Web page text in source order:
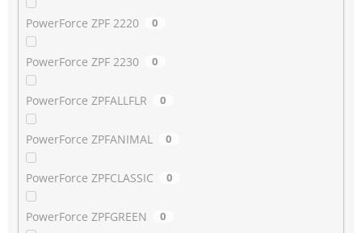
PowerForce ZPF 2220 0
PowerForce ZPF 2230 0
PowerForce ZPFALLFLR 0
PowerForce ZPFANIMAL 0
PowerForce ZPFCLASSIC 0
PowerForce ZPFGREEN 0